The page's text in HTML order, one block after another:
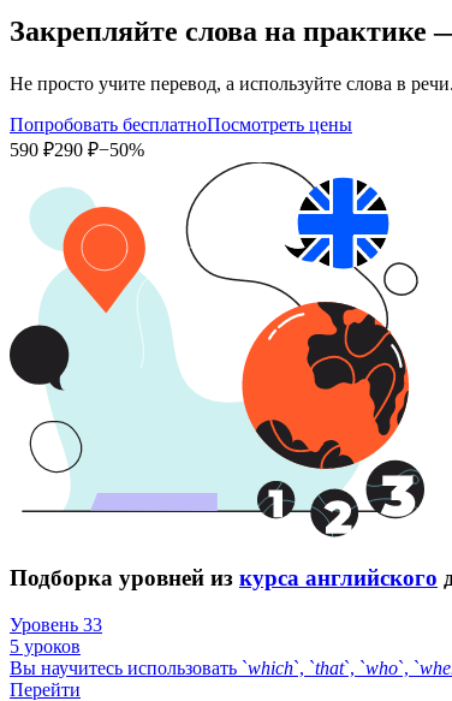
Закрепляйте слова на практике
Не просто учите перевод, а используйте слова в
Попробовать бесплатноПосмотреть цены
590 ₽290 ₽−50%
Подборка уровней из курса английского
Уровень 33
5 уроков
Вы научитесь использовать `which`, `that`, `who`, `
Перейти